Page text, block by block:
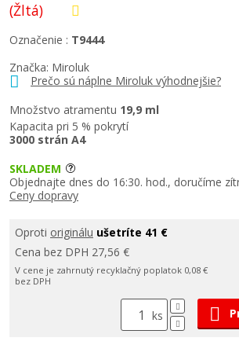
(Žltá)
Značka: Miroluk
Prečo sú náplne Miroluk výhodnejšie?
Množstvo atramentu 19,9 ml
Kapacita pri 5 % pokrytí
3000 strán A4
Označenie : T9444
SKLADEM
Objednajte dnes do 16:30. hod., doručíme
Ceny dopravy
Oproti originálu ušetríte 41 €
Cena bez DPH 27,56 €
V cene je zahrnutý recyklačný poplatok 0,08 €
bez DPH
ks